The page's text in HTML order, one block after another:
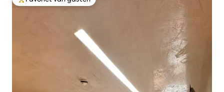
Topfavoriet van gasten